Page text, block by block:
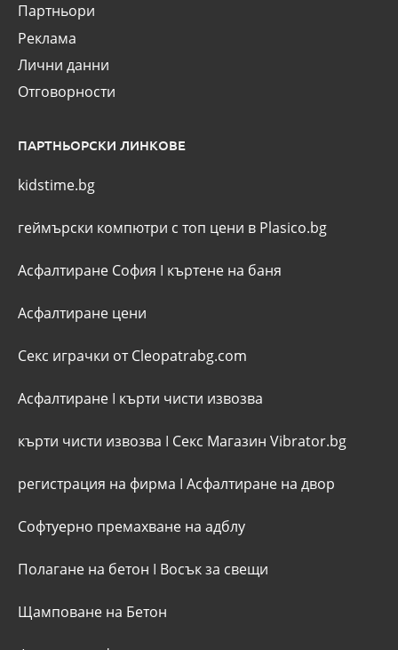
Партньори
Реклама
Лични данни
Отговорности
ПАРТНЬОРСКИ ЛИНКОВЕ
kidstime.bg
геймърски компютри с топ цени в Plasico.bg
Асфалтиране София I къртене на баня
Асфалтиране цени
Секс играчки от Cleopatrabg.com
Асфалтиране I кърти чисти извозва
кърти чисти извозва I Секс Магазин Vibrator.bg
регистрация на фирма I Асфалтиране на двор
Софтуерно премахване на адблу
Полагане на бетон I Восък за свещи
Щамповане на Бетон